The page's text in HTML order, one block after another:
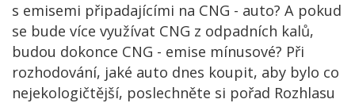
s emisemi připadajícími na CNG - auto? A pokud
se bude více využívat CNG z odpadních kalů,
budou dokonce CNG - emise mínusové? Při
rozhodování, jaké auto dnes koupit, aby bylo co
nejekologičtější, poslechněte si pořad Rozhlasu